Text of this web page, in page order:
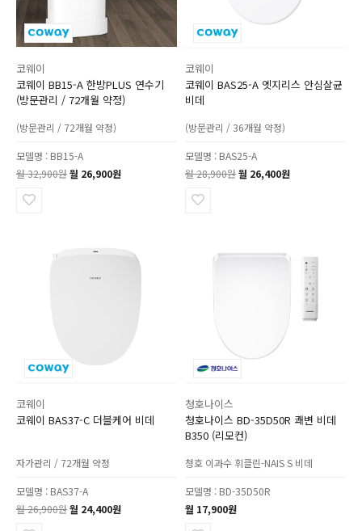
코웨이
코웨이 BB15-A 한방PLUS 연수기
(방문관리 / 72개월 약정)
(방문관리 / 72개월 약정)
모델명 : BB15-A
월 32,900원월 26,900원
코웨이
코웨이 BAS25-A 엣지리스 안심살균
비데
(방문관리 / 36개월 약정)
모델명 : BAS25-A
월 28,900원월 26,400원
코웨이
코웨이 BAS37-C 더블케어 비데
자가관리 / 72개월 약정
모델명 : BAS37-A
월 26,900원월 24,400원
청호나이스
청호나이스 BD-35D50R 쾌변 비데
B350 (리모컨)
청호 이과수 휘클린-NAIS S 비데
모델명 : BD-35D50R
월 17,900원